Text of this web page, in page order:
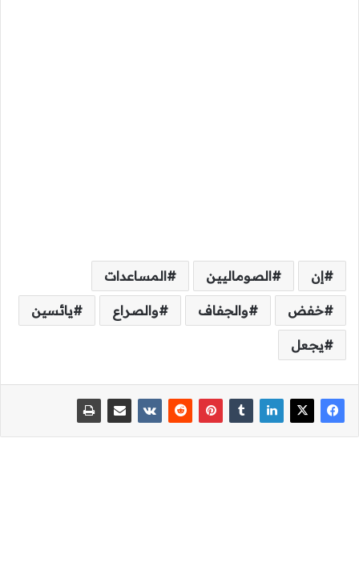
إن الصوماليين المساعدات
خفض والجفاف والصراع يائسين
يجعل